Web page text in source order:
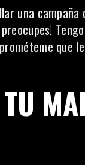
una campaña
Tengo
que